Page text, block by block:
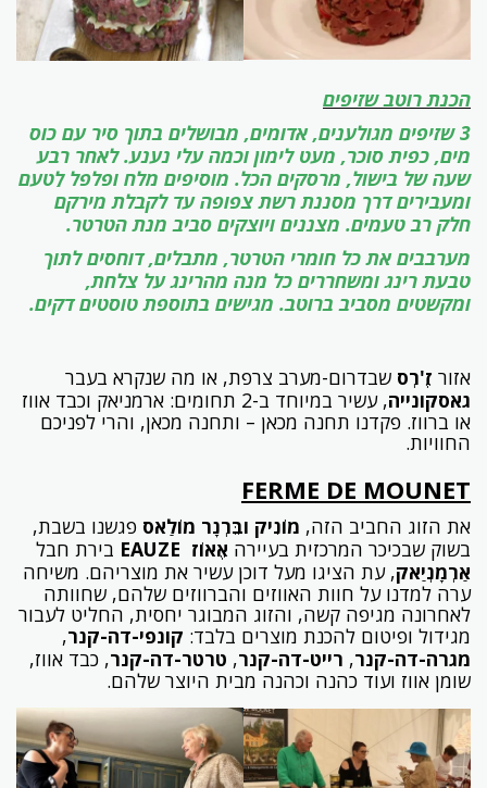
הכנת רוטב שזיפים
3 שזיפים מגולענים, אדומים, מבושלים בתוך סיר עם כוס
מים, כפית סוכר, מעט לימון וכמה עלי נענע. לאחר רבע
שעה של בישול, מרסקים הכל. מוסיפים מלח ופלפל לַטעם
ומעבירים דרך מסננת רשת צפופה עד לקבלת מירקם
חלק רב טעמים. מצננים ויוצקים סביב מנת הטרטר.
מערבבים את כל חומרי הטרטר, מתבלים, דוחסים לתוך
טבעת רינג ומשחררים כל מנה מהרינג על צלחת,
ומקשטים מסביב ברוטב. מגישים בתוספת טוסטים דקים.
אזור זֶ'רְס שבדרום-מערב צרפת, או מה שנקרא בעבר
גאסקונייה
, עשיר במיוחד ב-2 תחומים: ארמניאק וכבד אווז
או ברווז. פקדנו תחנה מכאן – ותחנה מכאן, והרי לפניכם
החוויות.
FERME DE MOUNET
את הזוג החביב הזה, מוֹנִיק ובֵּרְנָר מוֹלַאס פגשנו בשבת,
בשוק שבכיכר המרכזית בעיירה אֶאוֹז EAUZE בירת חבל
אַרְמָנְיַאק, עת הציגו מעל דוכן עשיר את מוצריהם. משיחה
ערה למדנו על חוות האווזים והברווזים שלהם, שחוותה
לאחרונה מגיפה קשה, והזוג המבוגר יחסית, החליט לעבור
מגידול ופיטום להכנת מוצרים בלבד: קונפי-דה-קנר,
מגרה-דה-קנר, רייט-דה-קנר, טרטר-דה-קנר, כבד אווז,
שומן אווז ועוד כהנה וכהנה מבית היוצר שלהם.